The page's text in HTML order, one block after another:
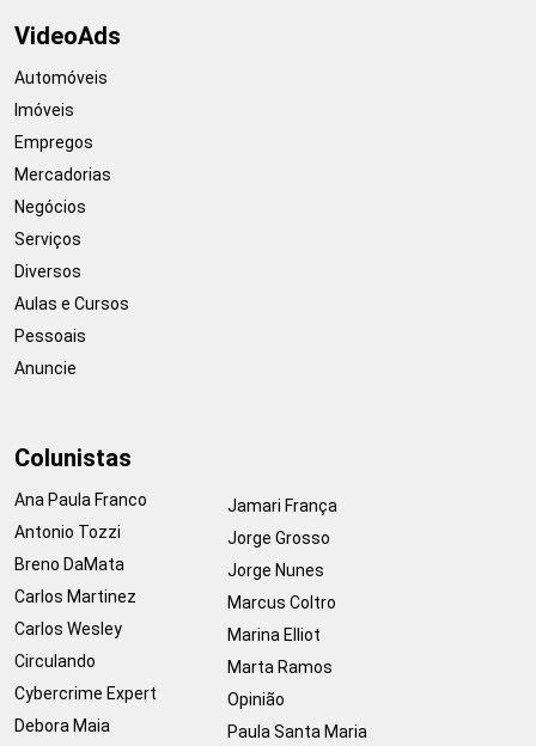
VideoAds
Automóveis
Imóveis
Empregos
Mercadorias
Negócios
Serviços
Diversos
Aulas e Cursos
Pessoais
Anuncie
Colunistas
Ana Paula Franco
Antonio Tozzi
Breno DaMata
Carlos Martinez
Carlos Wesley
Circulando
Cybercrime Expert
Debora Maia
Jamari França
Jorge Grosso
Jorge Nunes
Marcus Coltro
Marina Elliot
Marta Ramos
Opinião
Paula Santa Maria